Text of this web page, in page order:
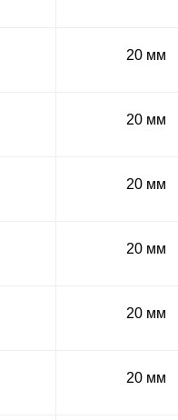
20 мм
20 мм
20 мм
20 мм
20 мм
20 мм